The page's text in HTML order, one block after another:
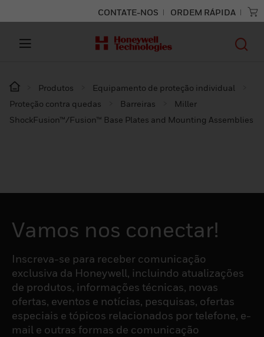
CONTATE-NOS ORDEM RÁPIDA
Produtos
Equipamento de proteção individual
Proteção contra quedas
Barreiras
Miller
ShockFusion™/Fusion™ Base Plates and Mounting Assemblies
Vamos nos conectar!
Inscreva-se para receber comunicação
exclusiva da Honeywell, incluindo atualizações
de produtos, informações técnicas, novas
ofertas, eventos e notícias, pesquisas, ofertas
especiais e tópicos relacionados por telefone, e-
mail e outras formas de comunicação